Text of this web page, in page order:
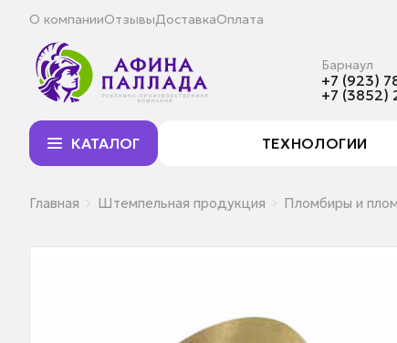
О компанииОтзывыДоставкаОплата
Барнаул
+7 (923)
+7 (3852)
КАТАЛОГ ТЕХНОЛОГИИ
Главная Штемпельная продукция Пломбиры и